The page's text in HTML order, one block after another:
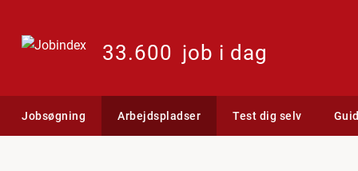
33.600 job i dag
Jobsøgning Arbejdspladser Test dig selv